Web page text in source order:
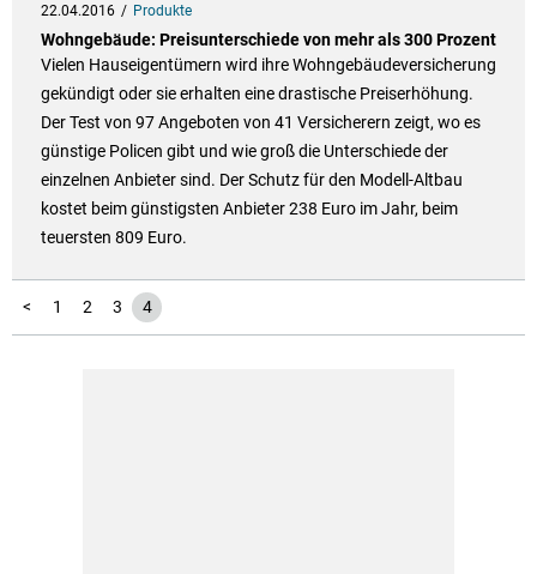
22.04.2016 Produkte
Wohngebäude: Preisunterschiede von mehr als 300 Prozent
Vielen Hauseigentümern wird ihre Wohngebäudeversicherung
gekündigt oder sie erhalten eine drastische Preiserhöhung.
Der Test von 97 Angeboten von 41 Versicherern zeigt, wo es
günstige Policen gibt und wie groß die Unterschiede der
einzelnen Anbieter sind. Der Schutz für den Modell-Altbau
kostet beim günstigsten Anbieter 238 Euro im Jahr, beim
teuersten 809 Euro.
< 1 2 3 4